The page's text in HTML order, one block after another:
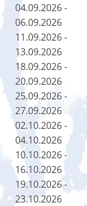
04.09.2026 -
06.09.2026
11.09.2026 -
13.09.2026
18.09.2026 -
20.09.2026
25.09.2026 -
27.09.2026
02.10.2026 -
04.10.2026
10.10.2026 -
16.10.2026
19.10.2026 -
23.10.2026